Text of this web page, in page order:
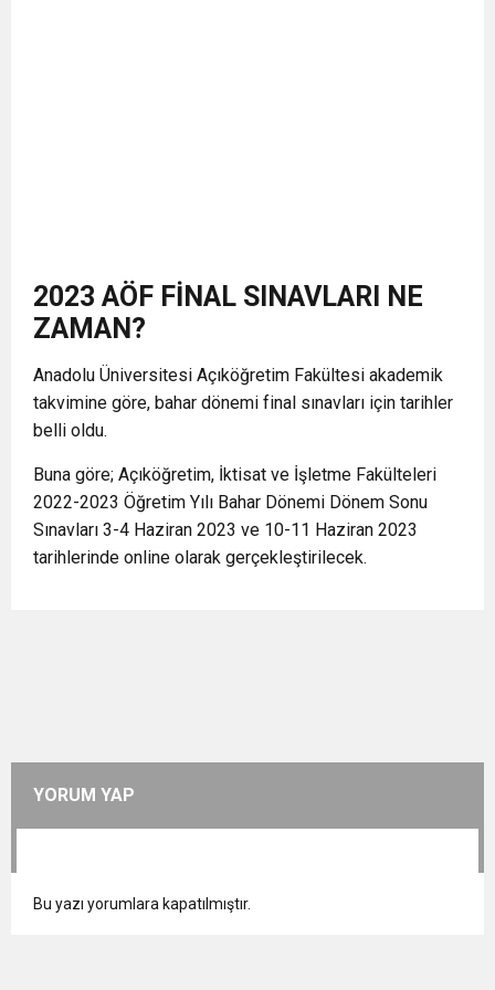
2023 AÖF FİNAL SINAVLARI NE
ZAMAN?
Anadolu Üniversitesi Açıköğretim Fakültesi akademik
takvimine göre, bahar dönemi final sınavları için tarihler
belli oldu.
Buna göre; Açıköğretim, İktisat ve İşletme Fakülteleri
2022-2023 Öğretim Yılı Bahar Dönemi Dönem Sonu
Sınavları 3-4 Haziran 2023 ve 10-11 Haziran 2023
tarihlerinde online olarak gerçekleştirilecek.
YORUM YAP
Bu yazı yorumlara kapatılmıştır.